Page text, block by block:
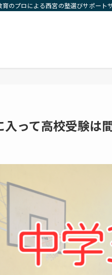
のプロによる西宮の塾選びサポート
入って高校受験は